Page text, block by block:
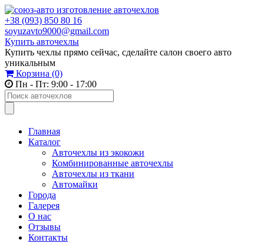
+38 (093) 850 80 16
soyuzavto9000@gmail.com
Купить авточехлы
Купить чехлы прямо сейчас, сделайте салон своего авто
уникальным
Корзина (0)
Пн - Пт: 9:00 - 17:00
Главная
Каталог
Авточехлы из экокожи
Комбинированные авточехлы
Авточехлы из ткани
Автомайки
Города
Галерея
О нас
Отзывы
Контакты